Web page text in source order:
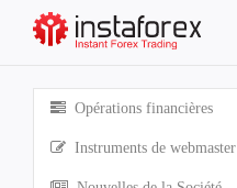
Opérations financières
Instruments de webmaster